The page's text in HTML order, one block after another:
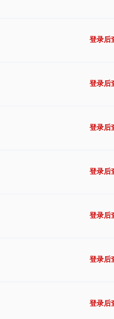
登录后
登录后
登录后
登录后
登录后
登录后
登录后